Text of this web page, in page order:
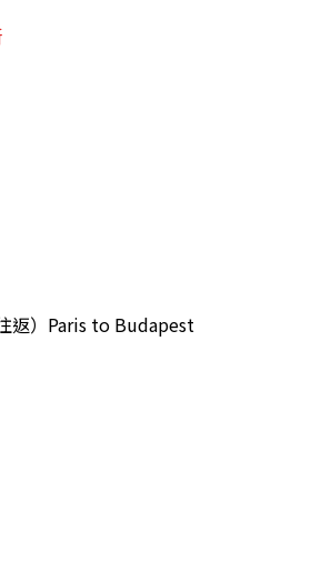
返）Paris to Budapest